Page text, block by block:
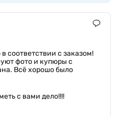
соответствии с заказом!
фото и купюры с
Всё хорошо было
с вами дело!!!!